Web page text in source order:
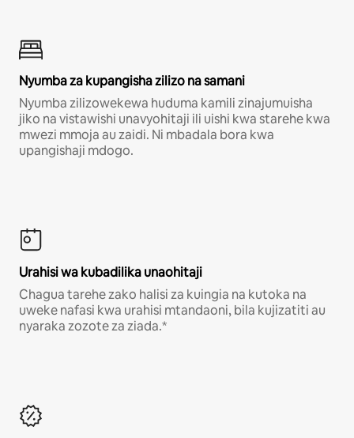
Nyumba za kupangisha zilizo na samani
Nyumba zilizowekewa huduma kamili zinajumuisha
jiko na vistawishi unavyohitaji ili uishi kwa starehe kwa
mwezi mmoja au zaidi. Ni mbadala bora kwa
upangishaji mdogo.
Urahisi wa kubadilika unaohitaji
Chagua tarehe zako halisi za kuingia na kutoka na
uweke nafasi kwa urahisi mtandaoni, bila kujizatiti au
nyaraka zozote za ziada.*